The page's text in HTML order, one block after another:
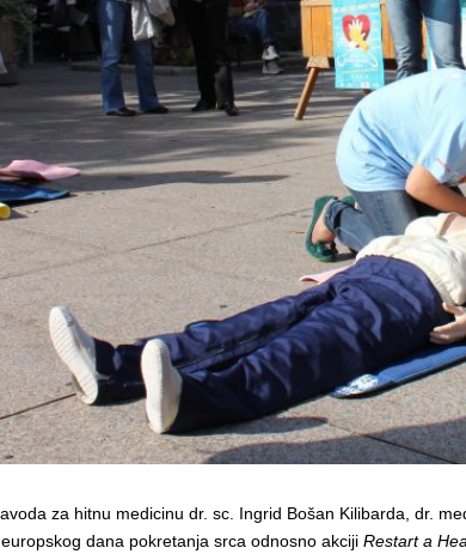
za hitnu medicinu dr. sc. Ingrid Bošan Kilibarda, dr.
dana pokretanja srca odnosno akciji Restart a